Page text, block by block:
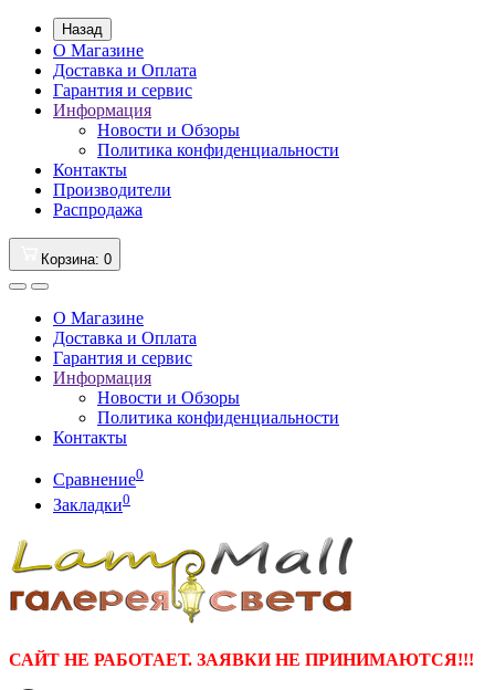
Назад
О Магазине
Доставка и Оплата
Гарантия и сервис
Информация
Новости и Обзоры
Политика конфиденциальности
Контакты
Производители
Распродажа
Корзина: 0
О Магазине
Доставка и Оплата
Гарантия и сервис
Информация
Новости и Обзоры
Политика конфиденциальности
Контакты
Сравнение0
Закладки0
САЙТ НЕ РАБОТАЕТ. ЗАЯВКИ НЕ ПРИНИМАЮТСЯ!!!